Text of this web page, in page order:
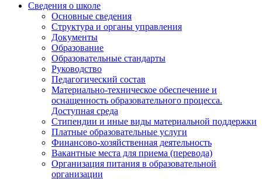
Сведения о школе
Основные сведения
Структура и органы управления
Документы
Образование
Образовательные стандарты
Руководство
Педагогический состав
Материально-техническое обеспечение и
оснащенность образовательного процесса.
Доступная среда
Стипендии и иные виды материальной поддержки
Платные образовательные услуги
Финансово-хозяйственная деятельность
Вакантные места для приема (перевода)
Организация питания в образовательной
организации